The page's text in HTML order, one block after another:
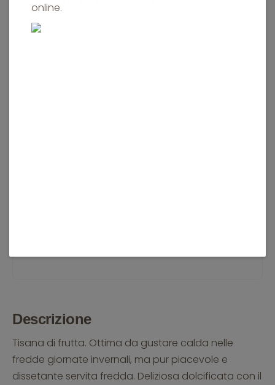
Descrizione
Tisana di frutta. Ottima da gustare calda nelle
fredde giornate invernali, ma pur piacevole e
dissetante servita fredda. Deliziosa dolcificata con il
online.